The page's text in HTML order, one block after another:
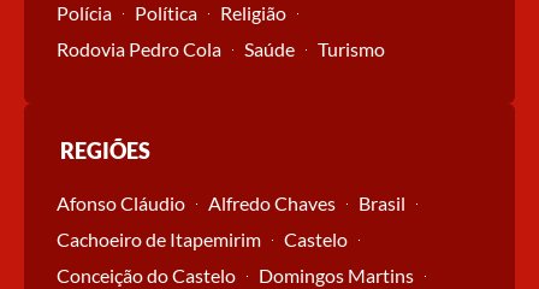
Polícia
Política
Religião
Rodovia Pedro Cola
Saúde Turismo
REGIÕES
Afonso Cláudio Alfredo Chaves
Brasil
Cachoeiro de Itapemirim
Castelo
Conceição do Castelo
Domingos Martins